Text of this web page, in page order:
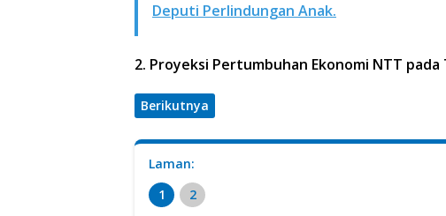
Deputi Perlindungan Anak.
2. Proyeksi Pertumbuhan Ekonomi NTT pada
Berikutnya
Laman:
1
2